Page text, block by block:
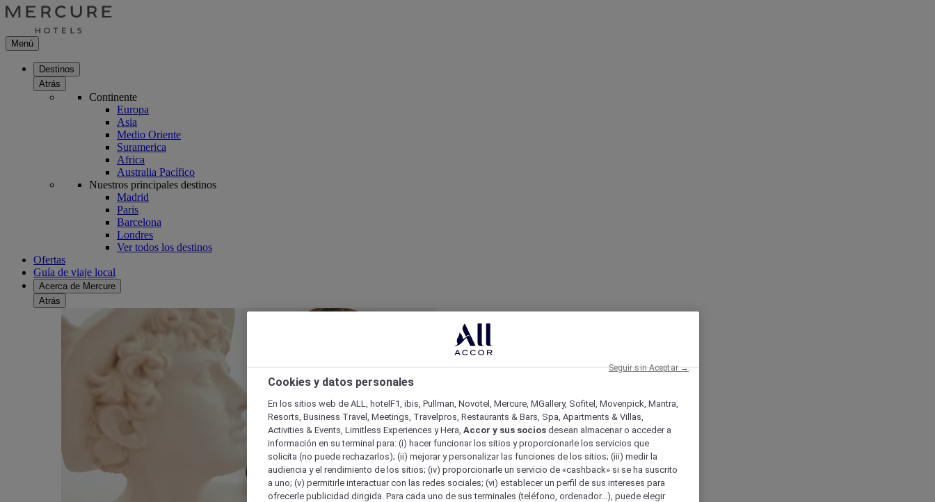
Menú
Destinos
Atrás
Continente
Europa
Asia
Medio Oriente
Suramerica
Africa
Australia Pacífico
Nuestros principales destinos
Madrid
Paris
Barcelona
Londres
Ver todos los destinos
Ofertas
Guía de viaje local
Acerca de Mercure
Atrás
Cookies y datos personales
En los sitios web de ALL, hotelF1, ibis, Pullman, Novotel, Mercure, MGallery, Sofitel, Movenpick, Mantra,
Resorts, Business Travel, Meetings, Travelpros, Restaurants & Bars, Spa, Apartments & Villas,
Activities & Events, Limitless Experiences y Hera, Accor y sus socios desean almacenar o acceder a
información en su terminal para: (i) hacer funcionar los sitios y proporcionarle los servicios que
solicita (no puede rechazarlos); (ii) mejorar y personalizar las funciones de los sitios; (iii) medir la
audiencia y el rendimiento de los sitios; (iv) proporcionarle un servicio de «cashback» si se ha suscrito
a uno; (v) permitirle interactuar con las redes sociales; (vi) establecer un perfil de sus intereses para
ofrecerle publicidad dirigida. Para cada uno de sus terminales (teléfono, ordenador...), puede elegir
Seguir sin Aceptar →